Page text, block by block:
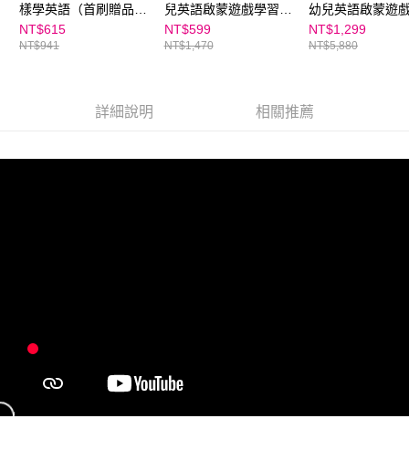
樣學英語（首刷贈品
版）＋【LiveABC】中
小學生必備 圖解英語
NT$615
NT$941
兒英語啟蒙遊戲學習
App（一個月）贈送
Fun English 二個月
NT$599
NT$1,470
幼兒英語啟蒙遊
App（一年期）
Fun English 六個
NT$1,299
NT$5,880
詳細說明 相關推薦